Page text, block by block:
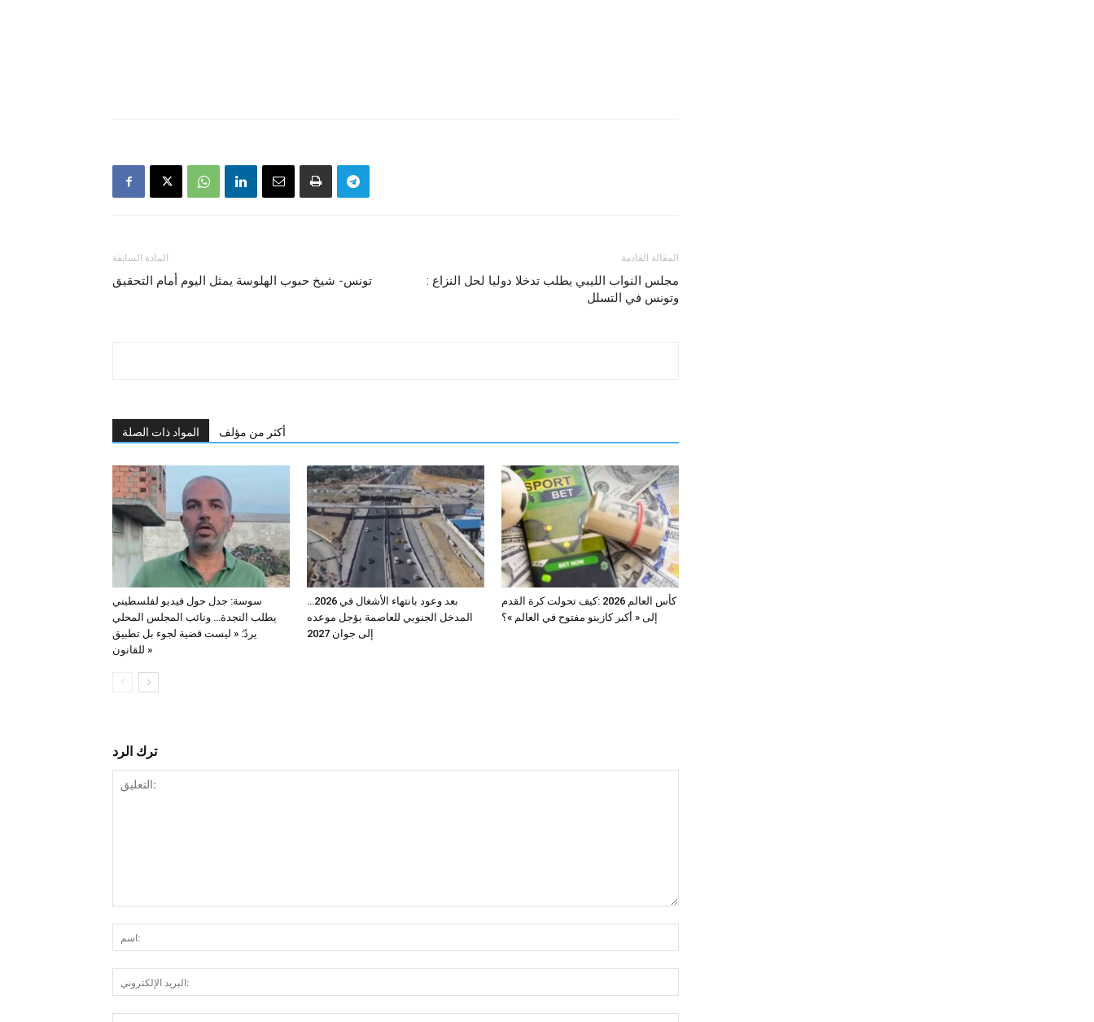
المادة السابقة
تونس- شيخ حبوب الهلوسة يمثل اليوم أمام التحقيق
المقالة القادمة
مجلس النواب الليبي يطلب تدخلا دوليا لحل النزاع :
وتونس في التسلل
المواد ذات الصلة أكثر من مؤلف
سوسة: جدل حول فيديو لفلسطيني
يطلب النجدة… ونائب المجلس المحلي
يردّ: « ليست قضية لجوء بل تطبيق
للقانون »
بعد وعود بانتهاء الأشغال في 2026…
المدخل الجنوبي للعاصمة يؤجل موعده
إلى جوان 2027
كأس العالم 2026 :كيف تحولت كرة القدم
إلى « أكبر كازينو مفتوح في العالم »؟
ترك الرد